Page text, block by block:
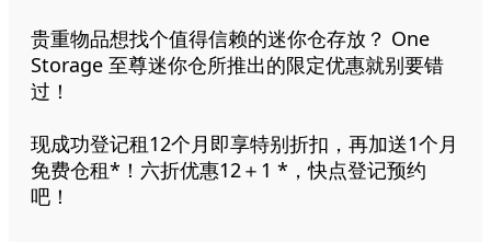
贵重物品想找个值得信赖的迷你仓存放？ One
Storage 至尊迷你仓所推出的限定优惠就别要错
过！
现成功登记租12个月即享特别折扣，再加送1个月
免费仓租*！六折优惠12＋1 *，快点登记预约
吧！